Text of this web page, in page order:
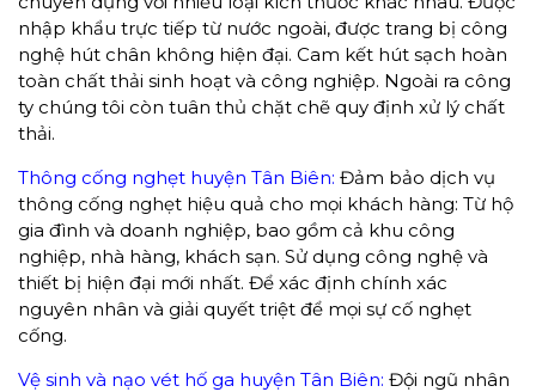
nhập khẩu trực tiếp từ nước ngoài, được trang bị công
nghệ hút chân không hiện đại. Cam kết hút sạch hoàn
toàn chất thải sinh hoạt và công nghiệp. Ngoài ra công
ty chúng tôi còn tuân thủ chặt chẽ quy định xử lý chất
thải.
Thông cống nghẹt huyện Tân Biên: Đảm bảo dịch vụ
thông cống nghẹt hiệu quả cho mọi khách hàng: Từ hộ
gia đình và doanh nghiệp, bao gồm cả khu công
nghiệp, nhà hàng, khách sạn. Sử dụng công nghệ và
thiết bị hiện đại mới nhất. Để xác định chính xác
nguyên nhân và giải quyết triệt để mọi sự cố nghẹt
cống.
Vệ sinh và nạo vét hố ga huyện Tân Biên: Đội ngũ nhân